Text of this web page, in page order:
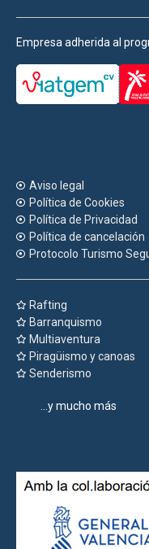
Empresa adherida al
Aviso legal
Política de Cookies
Política de Privacidad
Política de cancelación
Protocolo Turismo
Rafting
Barranquismo
Multiaventura
Piragüismo y canoas
Senderismo
...y mucho más